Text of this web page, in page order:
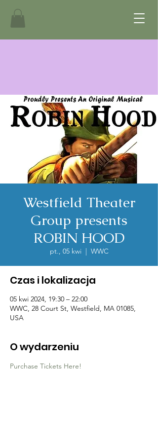
Westfield Theater
Group presents
ROBIN HOOD
pt., 05 kwi
  |
WWC
Czas i lokalizacja
05 kwi 2024, 19:30 – 22:00
WWC, 28 Court St, Westfield, MA 01085,
USA
O wydarzeniu
Purchase Tickets Here!